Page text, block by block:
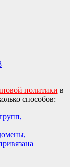
политики в
способов: